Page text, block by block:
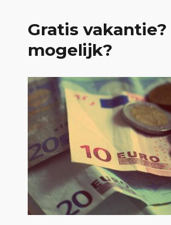
Gratis
mogelijk?